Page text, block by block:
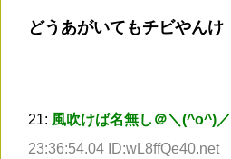
どうあがいてもチビやんけ
21: 風吹けば名無し＠＼(^o^)／
23:36:54.04 ID:wL8ffQe40.net